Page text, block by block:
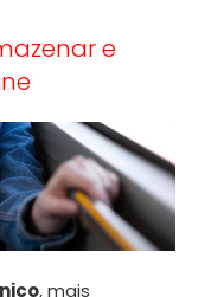
e
, mais